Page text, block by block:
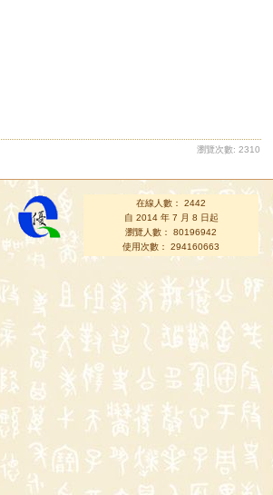
瀏覽次數: 2310
在線人數： 2442
自 2014 年 7 月 8 日起
瀏覽人數： 80196942
使用次數： 294160663